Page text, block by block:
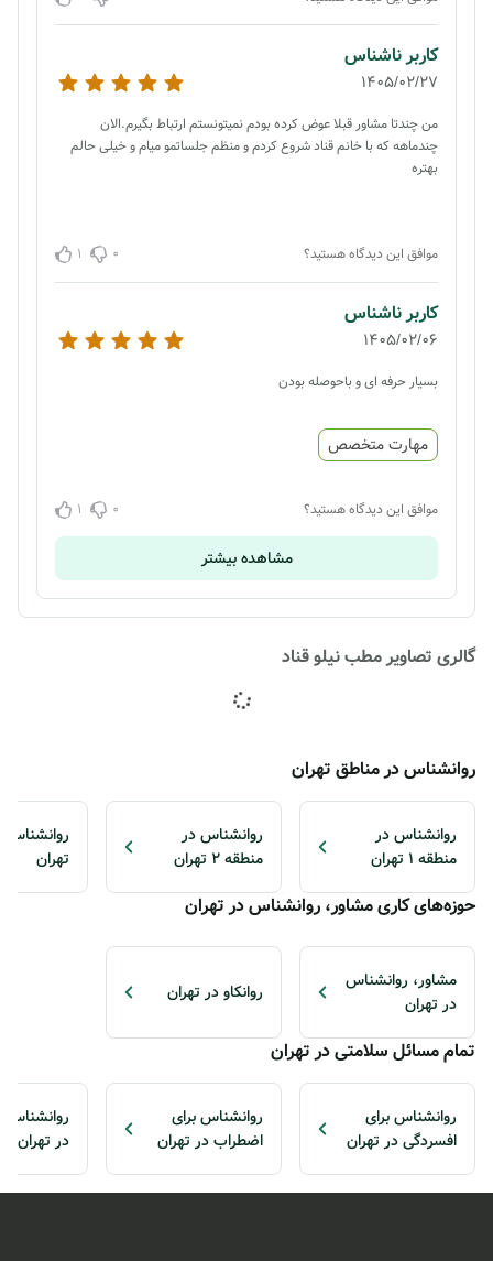
کاربر ناشناس
1405/02/27
من چندتا مشاور قبلا عوض کرده بودم نمیتونستم ارتباط بگیرم.الان
چندماهه که با خانم قناد شروع کردم و منظم جلساتمو میام و خیلی حالم
بهتره
موافق این دیدگاه هستید؟ 0
1
کاربر ناشناس
1405/02/06
بسیار حرفه ای و باحوصله بودن
مهارت متخصص
موافق این دیدگاه هستید؟ 0
1
مشاهده بیشتر
گالری تصاویر مطب نیلو قناد
روانشناس در مناطق تهران
روانشناس در
منطقه 1 تهران
روانشناس در
منطقه 2 تهران
تهران
حوزه‌های کاری مشاور، روانشناس در تهران
مشاور، روانشناس
در تهران
روانکاو در تهران
تمام مسائل سلامتی در تهران
روانشناس برای
افسردگی در تهران
روانشناس برای
اضطراب در تهران
در تهران